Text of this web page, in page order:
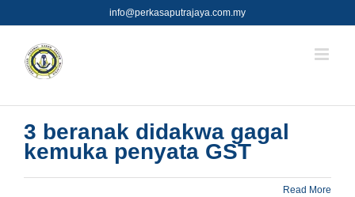
to
info@perkasaputrajaya.com.my
3 beranak didakwa gagal
kemuka penyata GST
Read More